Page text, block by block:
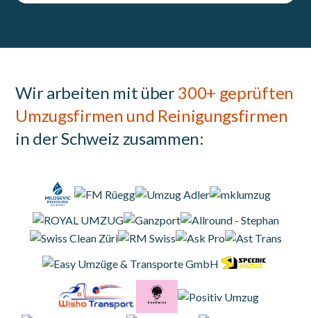
Wir arbeiten mit über300+ geprüften
Umzugsfirmen und Reinigungsfirmen
in der Schweiz zusammen: